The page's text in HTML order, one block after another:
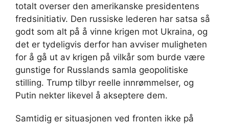
totalt overser den amerikanske presidentens
fredsinitiativ. Den russiske lederen har satsa så
godt som alt på å vinne krigen mot Ukraina, og
det er tydeligvis derfor han avviser muligheten
for å gå ut av krigen på vilkår som burde være
gunstige for Russlands samla geopolitiske
stilling. Trump tilbyr reelle innrømmelser, og
Putin nekter likevel å akseptere dem.
Samtidig er situasjonen ved fronten ikke på